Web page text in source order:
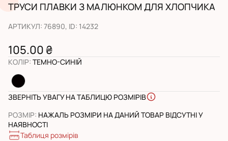
ТРУСИ ПЛАВКИ З МАЛЮНКОМ ДЛЯ ХЛОПЧИКА
АРТИКУЛ: 76890, ID: 14232
105.00 ₴
КОЛІР: ТЕМНО-СИНІЙ
ЗВЕРНІТЬ УВАГУ НА ТАБЛИЦЮ РОЗМІРІВ
РОЗМІР: НАЖАЛЬ РОЗМІРИ НА ДАНИЙ ТОВАР ВІДСУТНІ У
НАЯВНОСТІ
Таблиця розмірів